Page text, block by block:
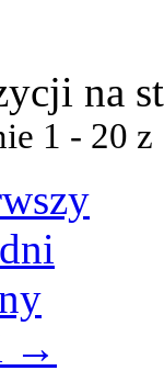
na
1 - 20
→